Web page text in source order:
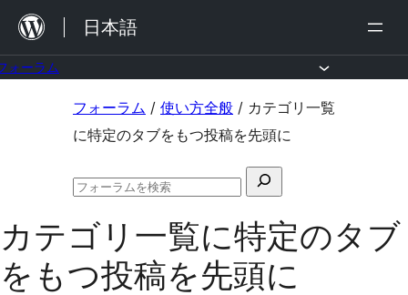
を
日本語
ォーラム
へ
ス
フォーラム / 使い方全般 / カテゴリ一覧
に特定のタブをもつ投稿を先頭に
検
対
フ
ー
ラ
ム
の
カテゴリ一覧に特定のタブ
をもつ投稿を先頭に